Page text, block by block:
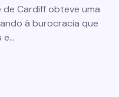
de Cardiff obteve uma
à burocracia que
e…